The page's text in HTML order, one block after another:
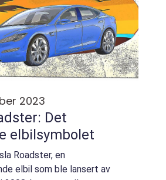
2023
Det
elbilsymbolet
Roadster, en
elbil som ble lansert av